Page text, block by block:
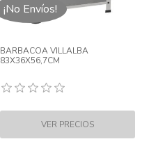
¡No Envíos!
BARBACOA VILLALBA
83X36X56,7CM